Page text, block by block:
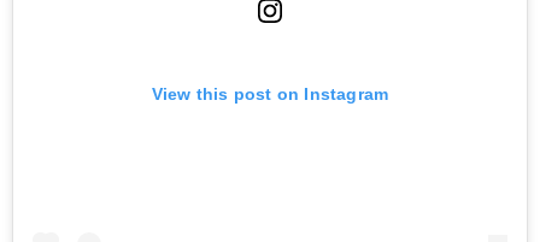
View this post on Instagram